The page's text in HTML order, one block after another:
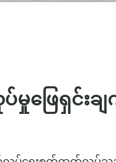
ဖြေရှင်းခ